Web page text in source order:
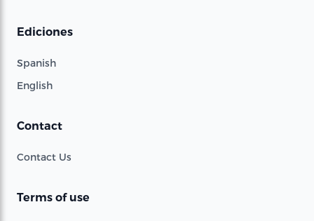
Ediciones
Spanish
English
Contact
Contact Us
Terms of use